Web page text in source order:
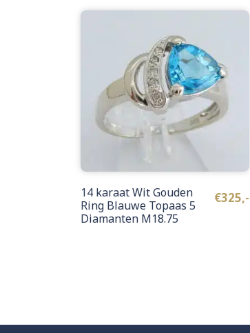
€325,-
14 karaat Wit Gouden
Ring Blauwe Topaas 5
Diamanten M18.75